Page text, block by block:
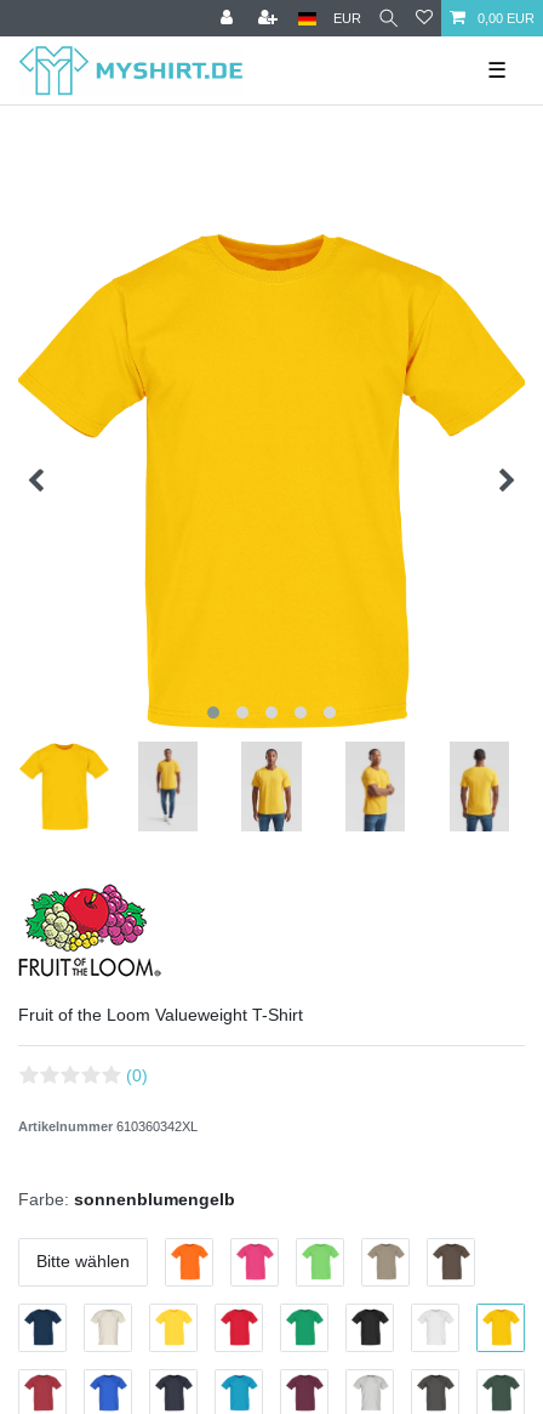
EUR 0,00 EUR
☰
Fruit of the Loom Valueweight T-Shirt
(0)
Artikelnummer 610360342XL
Farbe: sonnenblumengelb
Bitte wählen